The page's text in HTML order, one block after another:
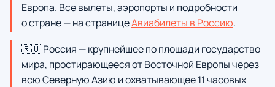
Европа. Все вылеты, аэропорты и подробности
о стране — на страницеАвиабилеты в Россию.
🇷🇺 Россия — крупнейшее по площади государство
мира, простирающееся от Восточной Европы через
всю Северную Азию и охватывающее 11 часовых